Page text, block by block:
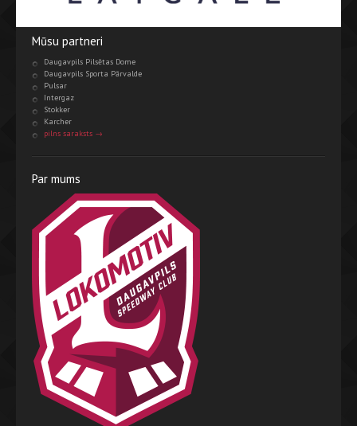
Mūsu partneri
Daugavpils Pilsētas Dome
Daugavpils Sporta Pārvalde
Pulsar
Intergaz
Stokker
Karcher
pilns saraksts →
Par mums